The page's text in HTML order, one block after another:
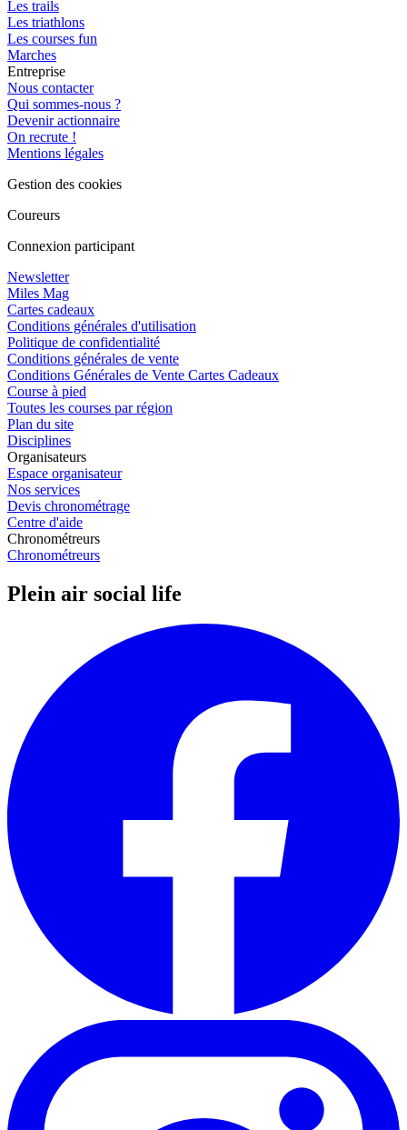
Les trails
Les triathlons
Les courses fun
Marches
Entreprise
Nous contacter
Qui sommes-nous ?
Devenir actionnaire
On recrute !
Mentions légales
Gestion des cookies
Coureurs
Connexion participant
Newsletter
Miles Mag
Cartes cadeaux
Conditions générales d'utilisation
Politique de confidentialité
Conditions générales de vente
Conditions Générales de Vente Cartes Cadeaux
Course à pied
Toutes les courses par région
Plan du site
Disciplines
Organisateurs
Espace organisateur
Nos services
Devis chronométrage
Centre d'aide
Chronométreurs
Chronométreurs
Plein air social life